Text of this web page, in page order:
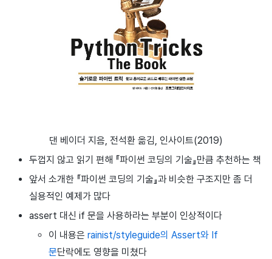
댄 베이더 지음, 전석환 옮김, 인사이트(2019)
두껍지 않고 읽기 편해 『파이썬 코딩의 기술』만큼 추천하는 책
앞서 소개한 『파이썬 코딩의 기술』과 비슷한 구조지만 좀 더
실용적인 예제가 많다
assert 대신 if 문을 사용하라는 부분이 인상적이다
이 내용은 rainist/styleguide의 Assert와 If
문단락에도 영향을 미쳤다